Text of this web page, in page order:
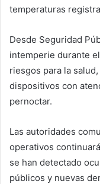
temperaturas
Desde Seguridad
intemperie durante
riesgos para la
dispositivos con
pernoctar.
Las autoridades
operativos
se han detectado
públicos y nuevas